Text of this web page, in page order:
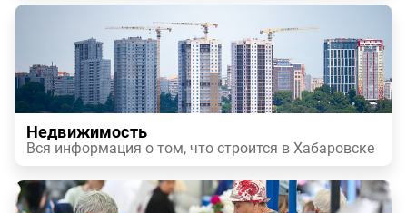
Недвижимость
Вся информация о том, что строится в Хабаровске